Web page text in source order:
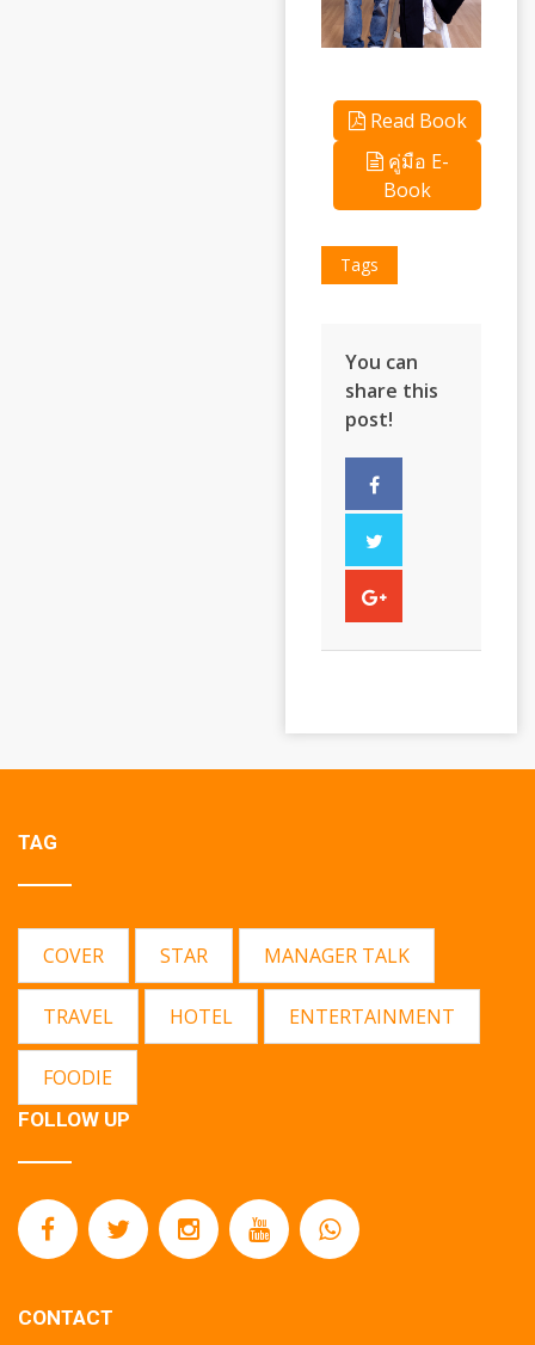
Read Book
คู่มือ E-
Book
Tags
You can
share this
post!
TAG
COVER STAR MANAGER TALK
TRAVEL HOTEL ENTERTAINMENT
FOODIE
FOLLOW UP
CONTACT